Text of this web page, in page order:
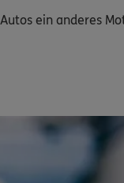
ein anderes